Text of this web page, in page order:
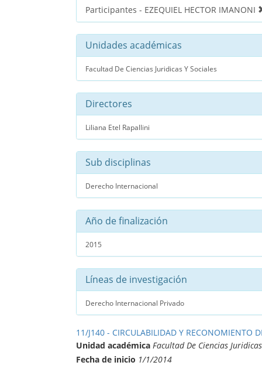
Participantes - EZEQUIEL HECTOR IMANONI
Unidades académicas
Facultad De Ciencias Juridicas Y Sociales
Directores
Liliana Etel Rapallini
Sub disciplinas
Derecho Internacional
Año de finalización
2015
Líneas de investigación
Derecho Internacional Privado
11/J140 - CIRCULABILIDAD Y RECONOMIENTO
Unidad académica Facultad De Ciencias
Fecha de inicio 1/1/2014